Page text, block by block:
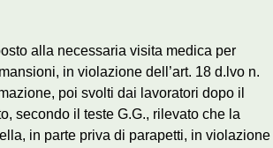
alla necessaria visita medica per
in violazione dell’art. 18 d.lvo n.
poi svolti dai lavoratori dopo il
secondo il teste G.G., rilevato che la
in parte priva di parapetti, in violazione